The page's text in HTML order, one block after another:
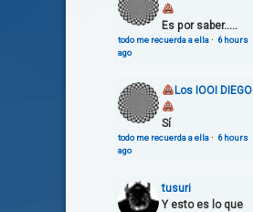
Es por saber.....
todo me recuerda a ella· 6 hours
ago
Los IOOI DIEGO
Sí
todo me recuerda a ella· 6 hours
ago
tusuri
Y esto es lo que